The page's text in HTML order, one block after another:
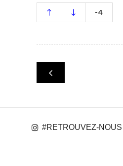
-4
#RETROUVEZ-